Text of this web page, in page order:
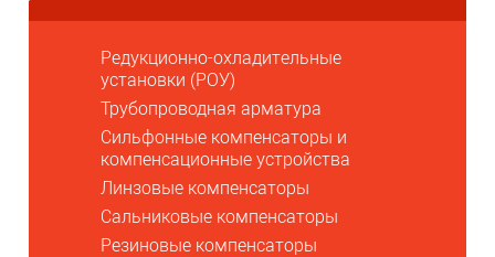
Редукционно-охладительные
установки (РОУ)
Трубопроводная арматура
Сильфонные компенсаторы и
компенсационные устройства
Линзовые компенсаторы
Сальниковые компенсаторы
Резиновые компенсаторы